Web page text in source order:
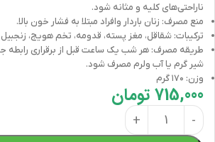
ناراحتی‌های کلیه و مثانه شود.
منع مصرف: زنان باردار وافراد مبتلا به فشار خون بالا.
ترکیبات: شقاقل، مغز پسته، قدومه، تخم هویج، زنجبیل
شیر گرم یا آب ولرم مصرف شود.
وزن: ۱۷۰ گرم
715,000تومان